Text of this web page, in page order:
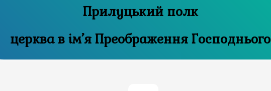
Прилуцький полк
церква в ім’я Преображення Господнього